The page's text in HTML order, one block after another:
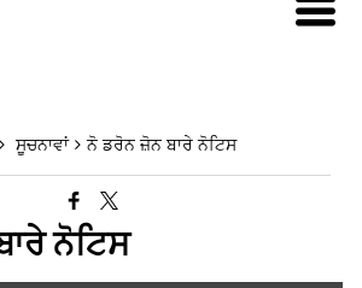
ਸੂਚਨਾਵਾਂ ਨੋ ਡਰੋਨ ਜ਼ੋਨ ਬਾਰੇ ਨੋਟਿਸ
ਨੋਟਿਸ